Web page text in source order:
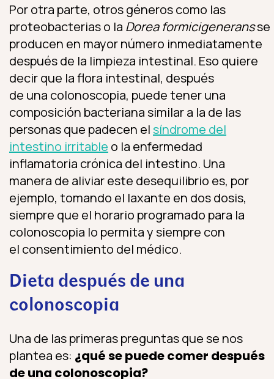
Por otra parte, otros géneros como las
proteobacterias o la Dorea formicigeneransse
producen en mayor número inmediatamente
después de la limpieza intestinal. Eso quiere
decir que la flora intestinal, después
de una colonoscopia, puede tener una
composición bacteriana similar a la de las
personas que padecen elsíndrome del
intestino irritable o la enfermedad
inflamatoria crónica del intestino. Una
manera de aliviar este desequilibrio es, por
ejemplo, tomando el laxante en dos dosis,
siempre que el horario programado para la
colonoscopia lo permita y siempre con
el consentimiento del médico.
Dieta después de una
colonoscopia
Una de las primeras preguntas que se nos
plantea es: ¿qué se puede comer después
de una colonoscopia?